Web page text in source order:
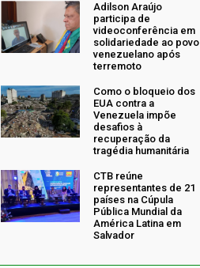
Adilson Araújo
participa de
videoconferência em
solidariedade ao povo
venezuelano após
terremoto
Como o bloqueio dos
EUA contra a
Venezuela impõe
desafios à
recuperação da
tragédia humanitária
CTB reúne
representantes de 21
países na Cúpula
Pública Mundial da
América Latina em
Salvador